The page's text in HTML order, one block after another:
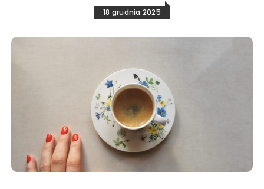
18 grudnia 2025